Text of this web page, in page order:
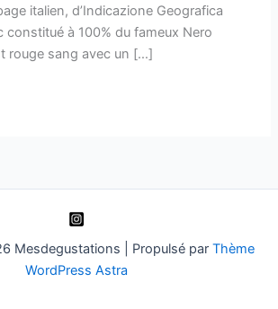
italien, d’Indicazione Geografica
constitué à 100% du fameux Nero
rouge sang avec un […]
Mesdegustations | Propulsé par Thème
WordPress Astra